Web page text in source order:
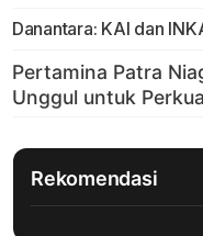
Danantara: KAI dan
Rekomendasi